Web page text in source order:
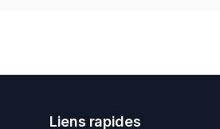
Liens rapides